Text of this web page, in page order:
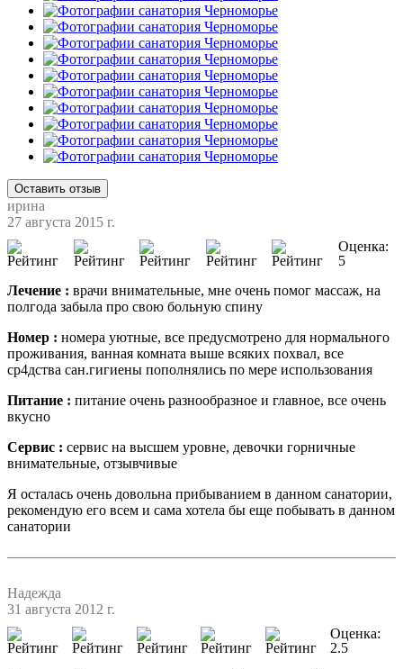
Оставить отзыв
ирина
27 августа 2015 г.
Оценка:
5
Лечение : врачи внимательные, мне очень помог массаж, на
полгода забыла про свою больную спину
Номер : номера уютные, все предусмотрено для нормального
проживания, ванная комната выше всяких похвал, все
ср4дства сан.гигиены пополнялись по мере использования
Питание : питание очень разнообразное и главное, все очень
вкусно
Сервис : сервис на высшем уровне, девочки горничные
внимательные, отзывчивые
Я осталась очень довольна прибыванием в данном санатории,
рекомендую его всем и сама хотела бы еще побывать в данном
санатории
Надежда
31 августа 2012 г.
Оценка:
2.5